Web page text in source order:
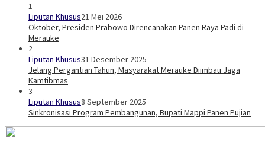
1
Liputan Khusus21 Mei 2026
Oktober, Presiden Prabowo Direncanakan Panen Raya Padi di
Merauke
2
Liputan Khusus31 Desember 2025
Jelang Pergantian Tahun, Masyarakat Merauke Diimbau Jaga
Kamtibmas
3
Liputan Khusus8 September 2025
Sinkronisasi Program Pembangunan, Bupati Mappi Panen Pujian